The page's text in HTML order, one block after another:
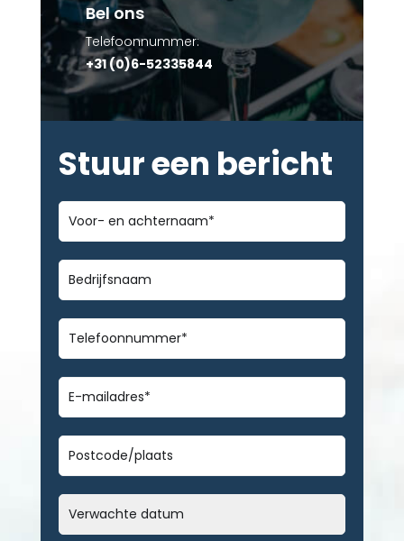
Bel ons
Telefoonnummer:
+31 (0)6-52335844
Stuur een bericht
Voor-
en
achternaam*
Bedrijfsnaam
Telefoonnummer*
E-
mailadres*
Geen
titel
Datum
MM